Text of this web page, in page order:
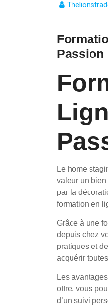
Passion
Le home
valeur un
par la
formation en
Grâce à une
depuis chez
pratiques et
acquérir
Les
offre, vous
d’un suivi